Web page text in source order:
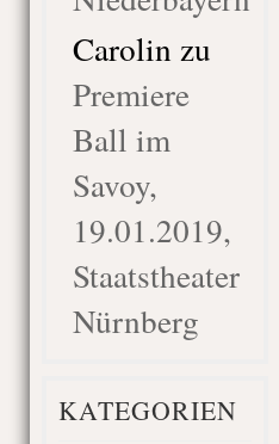
Carolin zu
Premiere
Ball im
Savoy,
19.01.2019,
Staatstheater
Nürnberg
KATEGORIEN